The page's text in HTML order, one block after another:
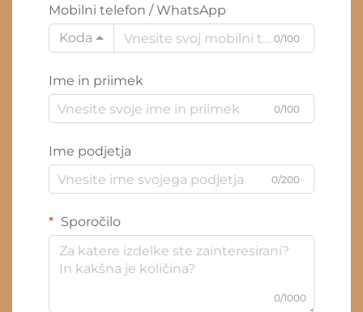
Mobilni telefon / WhatsApp
Koda
0/100
Ime in priimek
0/100
Ime podjetja
0/200
Sporočilo
0/1000